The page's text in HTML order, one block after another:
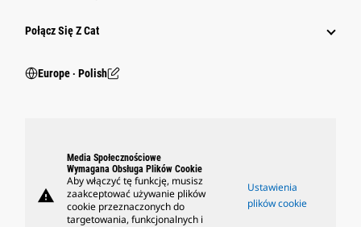
Połącz Się Z Cat
Europe ‧ Polish
warning
Media Społecznościowe
Wymagana Obsługa Plików Cookie
Aby włączyć tę funkcję, musisz
zaakceptować używanie plików
cookie przeznaczonych do
targetowania, funkcjonalnych i
Ustawienia
plików cookie